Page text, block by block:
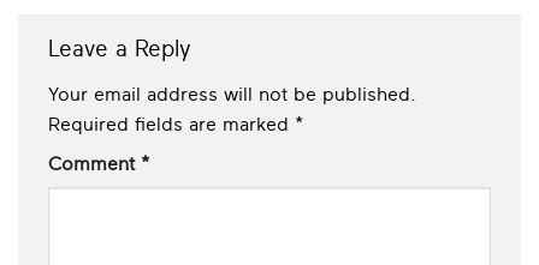
Leave a Reply
Your email address will not be published.
Required fields are marked *
Comment *